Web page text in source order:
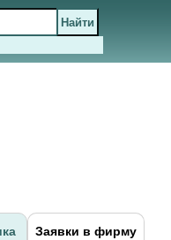
Заявки в фирму